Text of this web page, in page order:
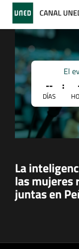
El
--
DÍAS
:
La
las mujeres
juntas en